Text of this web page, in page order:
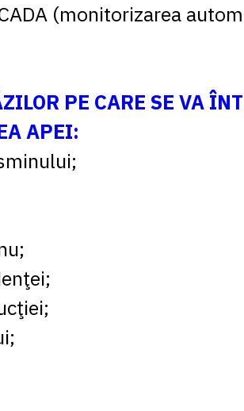
(monitorizarea
PE CARE SE VA
APEI: